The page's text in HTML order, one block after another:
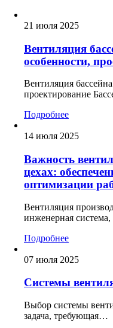
21 июля 2025
Вентиляция
особенности,
Вентиляция
проектирование
Подробнее
14 июля 2025
Важность
цехах:
оптимизации
Вентиляция
инженерная
Подробнее
07 июля 2025
Системы
Выбор системы
задача, требующая…